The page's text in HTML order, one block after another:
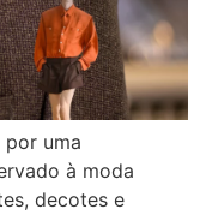
por uma
à moda
decotes e